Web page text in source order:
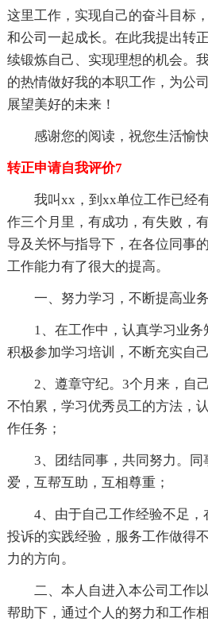
这里工作，实现自己的奋斗目标
和公司一起成长。在此我提出转
续锻炼自己、实现理想的机会。
的热情做好我的本职工作，为公
展望美好的未来！
感谢您的阅读，祝您生活愉快
转正申请自我评价7
我叫xx，到xx单位工作已经
作三个月里，有成功，有失败，
导及关怀与指导下，在各位同事
工作能力有了很大的提高。
一、努力学习，不断提高业务
1、在工作中，认真学习业务
积极参加学习培训，不断充实自己
2、遵章守纪。3个月来，自
不怕累，学习优秀员工的方法，
作任务；
3、团结同事，共同努力。
爱，互帮互助，互相尊重；
4、由于自己工作经验不足
投诉的实践经验，服务工作做得
力的方向。
二、本人自进入本公司工作
帮助下，通过个人的努力和工作